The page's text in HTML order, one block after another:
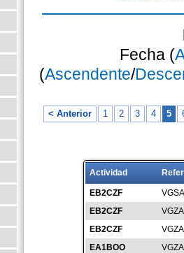
Fecha (
(Ascendente/
< Anterior 1 2 3 4 5
Actividad
EB2CZF
EB2CZF
EB2CZF
EA1BOO